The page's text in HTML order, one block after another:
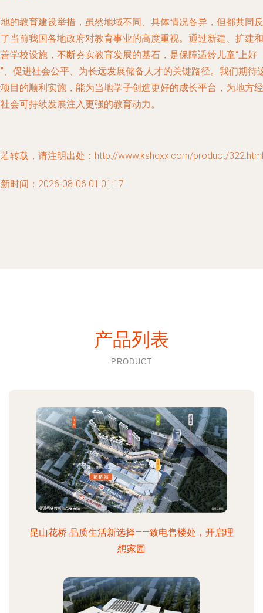
的教育建设举措，虽然地域不同、具体情况各异，但都共同反
当前我国各地政府对教育事业的高度重视。通过新建、扩建和
学校设施，不断夯实教育发展的基石，是保障适龄儿童“上好
、促进社会公平、为长远发展储备人才的关键路径。我们期待
目的顺利实施，能为当地学子创造更好的成长平台，为地方经
会可持续发展注入更强的教育动力。
转载，请注明出处：http://www.kshqxx.com/product/322.html
时间：2026-08-06 01:01:17
产品列表
PRODUCT
昆山花桥 品质生活新选择——致电售楼处，开启理
想家园